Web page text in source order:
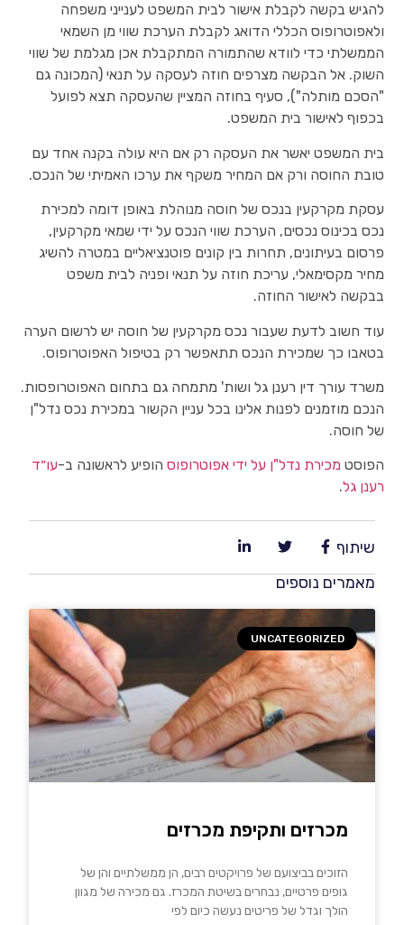
להגיש בקשה לקבלת אישור לבית המשפט לענייני משפחה
ולאפוטרופוס הכללי הדואג לקבלת הערכת שווי מן השמאי
הממשלתי כדי לוודא שהתמורה המתקבלת אכן מגלמת של שווי
השוק. אל הבקשה מצרפים חוזה לעסקה על תנאי (המכונה גם
"הסכם מותלה"), סעיף בחוזה המציין שהעסקה תצא לפועל
בכפוף לאישור בית המשפט.
בית המשפט יאשר את העסקה רק אם היא עולה בקנה אחד עם
טובת החוסה ורק אם המחיר משקף את ערכו האמיתי של הנכס.
עסקת מקרקעין בנכס של חוסה מנוהלת באופן דומה למכירת
נכס בכינוס נכסים, הערכת שווי הנכס על ידי שמאי מקרקעין,
פרסום בעיתונים, תחרות בין קונים פוטנציאליים במטרה להשיג
מחיר מקסימאלי, עריכת חוזה על תנאי ופניה לבית משפט
בבקשה לאישור החוזה.
עוד חשוב לדעת שעבור נכס מקרקעין של חוסה יש לרשום הערה
בטאבו כך שמכירת הנכס תתאפשר רק בטיפול האפוטרופוס.
משרד עורך דין רענן גל ושות' מתמחה גם בתחום האפוטרופסות.
הנכם מוזמנים לפנות אלינו בכל עניין הקשור במכירת נכס נדל"ן
של חוסה.
הפוסט מכירת נדל"ן על ידי אפוטרופוס הופיע לראשונה ב-עו״ד
רענן גל.
שיתוף
מאמרים נוספים
UNCATEGORIZED
מכרזים ותקיפת מכרזים
הזוכים בביצועם של פרויקטים רבים, הן ממשלתיים והן של
גופים פרטיים, נבחרים בשיטת המכרז. גם מכירה של מגוון
הולך וגדל של פריטים נעשה כיום לפי